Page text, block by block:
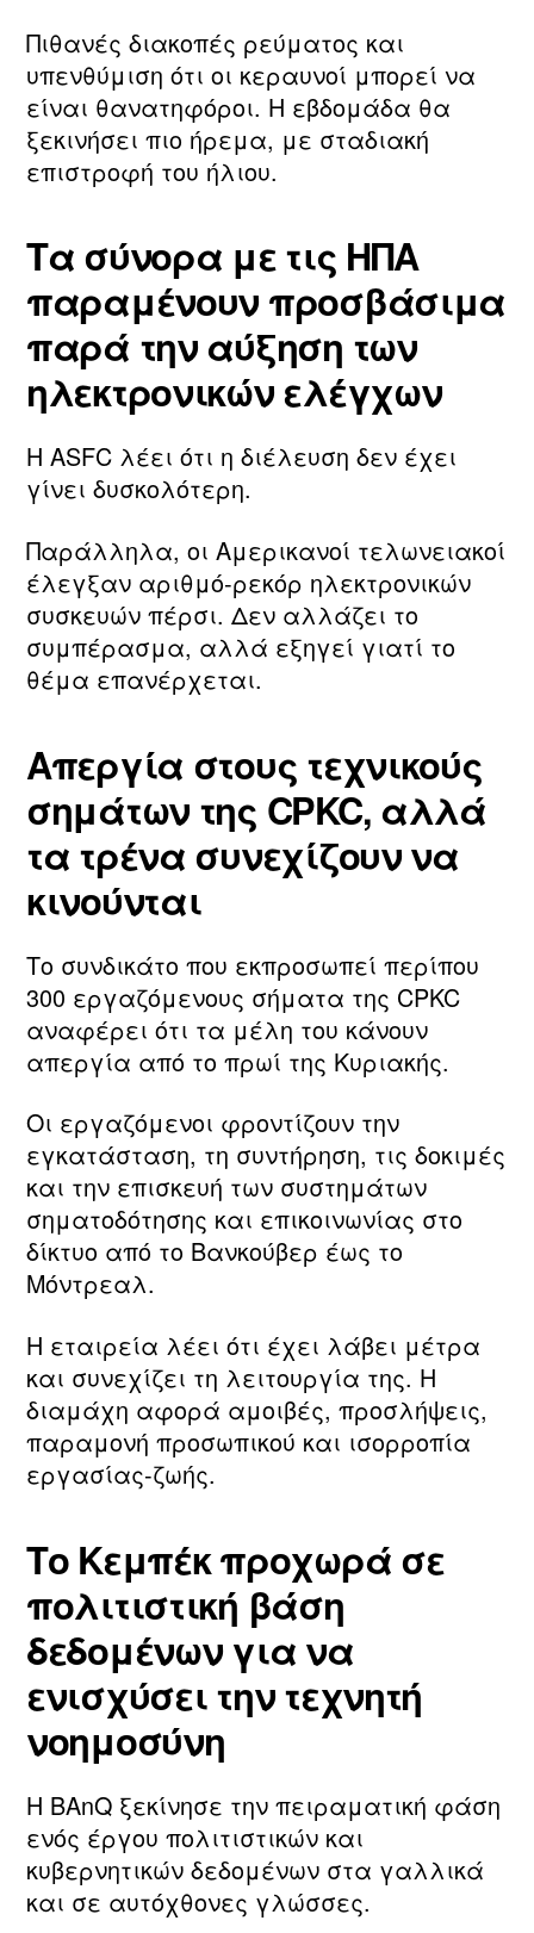
Πιθανές διακοπές ρεύματος και
υπενθύμιση ότι οι κεραυνοί μπορεί να
είναι θανατηφόροι. Η εβδομάδα θα
ξεκινήσει πιο ήρεμα, με σταδιακή
επιστροφή του ήλιου.
Τα σύνορα με τις ΗΠΑ
παραμένουν προσβάσιμα
παρά την αύξηση των
ηλεκτρονικών ελέγχων
Η ASFC λέει ότι η διέλευση δεν έχει
γίνει δυσκολότερη.
Παράλληλα, οι Αμερικανοί τελωνειακοί
έλεγξαν αριθμό‑ρεκόρ ηλεκτρονικών
συσκευών πέρσι. Δεν αλλάζει το
συμπέρασμα, αλλά εξηγεί γιατί το
θέμα επανέρχεται.
Απεργία στους τεχνικούς
σημάτων της CPKC, αλλά
τα τρένα συνεχίζουν να
κινούνται
Το συνδικάτο που εκπροσωπεί περίπου
300 εργαζόμενους σήματα της CPKC
αναφέρει ότι τα μέλη του κάνουν
απεργία από το πρωί της Κυριακής.
Οι εργαζόμενοι φροντίζουν την
εγκατάσταση, τη συντήρηση, τις δοκιμές
και την επισκευή των συστημάτων
σηματοδότησης και επικοινωνίας στο
δίκτυο από το Βανκούβερ έως το
Μόντρεαλ.
Η εταιρεία λέει ότι έχει λάβει μέτρα
και συνεχίζει τη λειτουργία της. Η
διαμάχη αφορά αμοιβές, προσλήψεις,
παραμονή προσωπικού και ισορροπία
εργασίας‑ζωής.
Το Κεμπέκ προχωρά σε
πολιτιστική βάση
δεδομένων για να
ενισχύσει την τεχνητή
νοημοσύνη
Η BAnQ ξεκίνησε την πειραματική φάση
ενός έργου πολιτιστικών και
κυβερνητικών δεδομένων στα γαλλικά
και σε αυτόχθονες γλώσσες.